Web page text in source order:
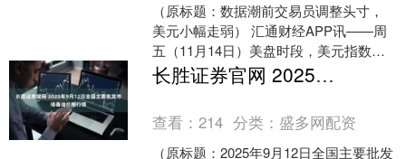
（原标题：数据潮前交易员调整头寸，
美元小幅走弱） 汇通财经APP讯——周
五（11月14日）美盘时段，美元指数在
守住周四98.991的盘中低点后，小幅回升
至99.....
长胜证券官网 2025年9月12日全国主要批发市场香油价格行情
查看：214 分类： 盛多网配资
（原标题：2025年9月12日全国主要批发